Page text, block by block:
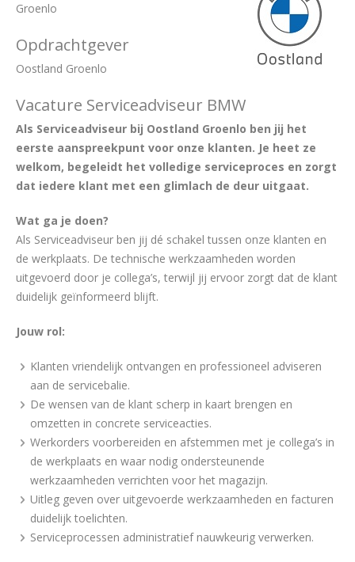
Groenlo
Opdrachtgever
Oostland Groenlo
Vacature Serviceadviseur BMW
Als Serviceadviseur bij Oostland Groenlo ben jij het
eerste aanspreekpunt voor onze klanten. Je heet ze
welkom, begeleidt het volledige serviceproces en zorgt
dat iedere klant met een glimlach de deur uitgaat.
Wat ga je doen?
Als Serviceadviseur ben jij dé schakel tussen onze klanten en
de werkplaats. De technische werkzaamheden worden
uitgevoerd door je collega’s, terwijl jij ervoor zorgt dat de klant
duidelijk geïnformeerd blijft.
Jouw rol:
Klanten vriendelijk ontvangen en professioneel adviseren
aan de servicebalie.
De wensen van de klant scherp in kaart brengen en
omzetten in concrete serviceacties.
Werkorders voorbereiden en afstemmen met je collega’s in
de werkplaats en waar nodig ondersteunende
werkzaamheden verrichten voor het magazijn.
Uitleg geven over uitgevoerde werkzaamheden en facturen
duidelijk toelichten.
Serviceprocessen administratief nauwkeurig verwerken.